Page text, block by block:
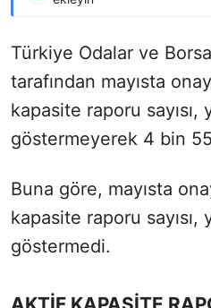
Türkiye Odalar ve
tarafından mayısta
kapasite raporu sayısı,
göstermeyerek 4 bin
Buna göre, mayısta
kapasite raporu sayısı,
göstermedi.